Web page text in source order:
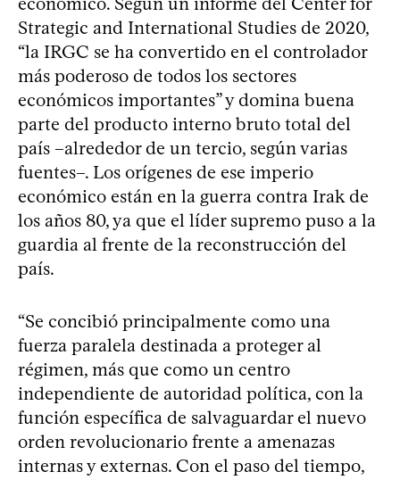
Strategic and International Studies de 2020,
“la IRGC se ha convertido en el controlador
más poderoso de todos los sectores
económicos importantes” y domina buena
parte del producto interno bruto total del
país –alrededor de un tercio, según varias
fuentes–. Los orígenes de ese imperio
económico están en la guerra contra Irak de
los años 80, ya que el líder supremo puso a la
guardia al frente de la reconstrucción del
país.
“Se concibió principalmente como una
fuerza paralela destinada a proteger al
régimen, más que como un centro
independiente de autoridad política, con la
función específica de salvaguardar el nuevo
orden revolucionario frente a amenazas
internas y externas. Con el paso del tiempo,